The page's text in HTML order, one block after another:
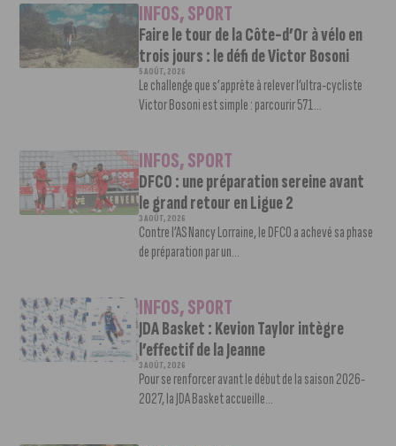
INFOS,SPORT
Faire le tour de la Côte-d’Or à vélo en
trois jours : le défi de Victor Bosoni
5 AOÛT, 2026
Le challenge que s’apprête à relever l’ultra-cycliste
Victor Bosoni est simple : parcourir 571...
INFOS,SPORT
DFCO : une préparation sereine avant
le grand retour en Ligue 2
3 AOÛT, 2026
Contre l’AS Nancy Lorraine, le DFCO a achevé sa phase
de préparation par un...
INFOS,SPORT
JDA Basket : Kevion Taylor intègre
l’effectif de la Jeanne
3 AOÛT, 2026
Pour se renforcer avant le début de la saison 2026-
2027, la JDA Basket accueille...